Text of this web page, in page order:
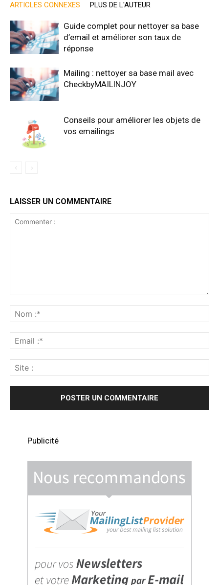
ARTICLES CONNEXES PLUS DE L'AUTEUR
Guide complet pour nettoyer sa base
d’email et améliorer son taux de
réponse
Mailing : nettoyer sa base mail avec
CheckbyMAILlNJOY
Conseils pour améliorer les objets de
vos emailings
LAISSER UN COMMENTAIRE
Publicité